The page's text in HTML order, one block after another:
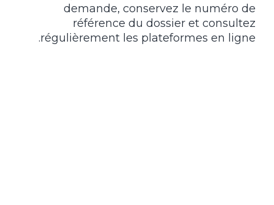
demande, conservez le numéro de
référence du dossier et consultez
régulièrement les plateformes en ligne.